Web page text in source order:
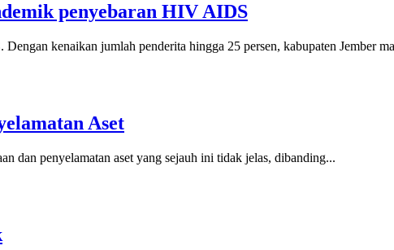
penyebaran HIV AIDS
kenaikan jumlah penderita hingga 25 persen, kabupaten Jember
Aset
dan penyelamatan aset yang sejauh ini tidak jelas, dibanding...